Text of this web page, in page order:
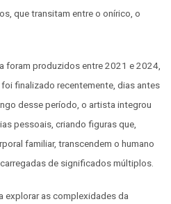
que transitam entre o onírico, o
foram produzidos entre 2021 e 2024,
finalizado recentemente, dias antes
desse período, o artista integrou
pessoais, criando figuras que,
familiar, transcendem o humano
de significados múltiplos.
explorar as complexidades da